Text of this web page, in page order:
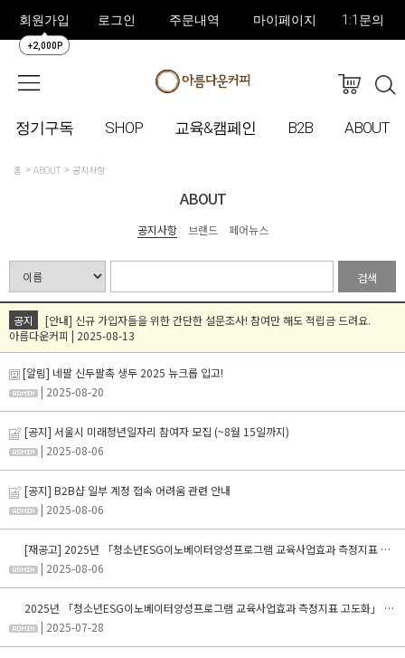
회원가입
+2,000P
로그인 주문내역 마이페이지 1:1문의
정기구독 SHOP 교육&캠페인 B2B ABOUT
홈 ABOUT 공지사항
ABOUT
공지사항 브랜드 페어뉴스
검색
공지
[안내] 신규 가입자들을 위한 간단한 설문조사! 참여만 해도 적립금 드려요.
아름다운커피 | 2025-08-13
[알림] 네팔 신두팔촉 생두 2025 뉴크롭 입고!
| 2025-08-20
[공지] 서울시 미래청년일자리 참여자 모집 (~8월 15일까지)
| 2025-08-06
[공지] B2B샵 일부 계정 접속 어려움 관련 안내
| 2025-08-06
[재공고] 2025년 「청소년ESG이노베이터양성프로그램 교육사업효과 측정지표 고도화」 용역 입찰
| 2025-08-06
2025년 「청소년ESG이노베이터양성프로그램 교육사업효과 측정지표 고도화」 용역 입찰
| 2025-07-28